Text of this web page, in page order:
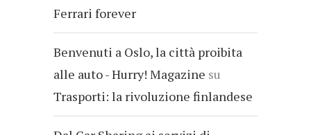
Ferrari forever
Benvenuti a Oslo, la città proibita
alle auto - Hurry! Magazine su
Trasporti: la rivoluzione finlandese